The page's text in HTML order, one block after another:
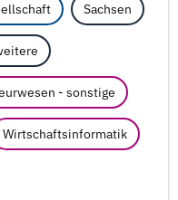
Sachsen
- sonstige
Wirtschaftsinformatik